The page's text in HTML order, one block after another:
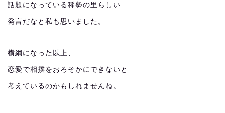
話題になっている稀勢の里らしい
発言だなと私も思いました。
横綱になった以上、
恋愛で相撲をおろそかにできないと
考えているのかもしれませんね。